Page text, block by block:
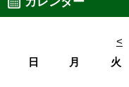
<
日
月 火